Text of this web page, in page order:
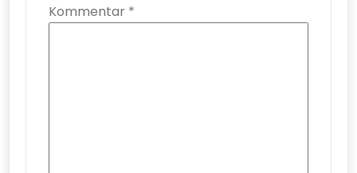
Kommentar *